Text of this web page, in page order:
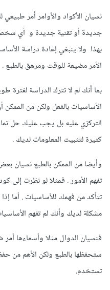
نسيان الأكواد والأوامر أمر
جديدة أو تقنية جديدة و أي شخص
بهذا ولا ينبغي إعادة دراسة
الأمر مضيعة للوقت ومرهق بالطبع .
بما أنك لم لا تترك الدراسة
الأساسيات بالفعل ولكن من الممكن
التركزي عليه بل يجب عليك حل
كثيرة لتثبيت المعلومات لديك .
وأيضا من الممكن بالطبع نسيان
تفهم الأمور . فمثلا لو نظرت إلى
تتأكد من فهمك للأساسيات . أما
مشكلة لديك وأنك لم تفهم
فنسيان الدوال مثلا وأسماءها أمر
ستحفظها بالطبع ولكن الأهم من
تستخدم.